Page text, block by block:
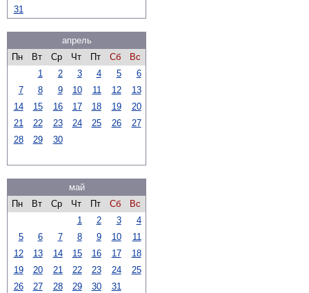
31
апрель
Пн
Вт Ср Чт Пт Сб
Вс
1
2 3 4 5
6
7
8 9 10 11 12
13
14
15 16 17 18 19
20
21
22 23 24 25 26
27
28
29 30
май
Пн
Вт Ср Чт Пт Сб
Вс
1
2 3
4
5
6 7 8 9 10
11
12
13 14 15 16 17
18
19
20 21 22 23 24
25
26
27 28 29 30 31